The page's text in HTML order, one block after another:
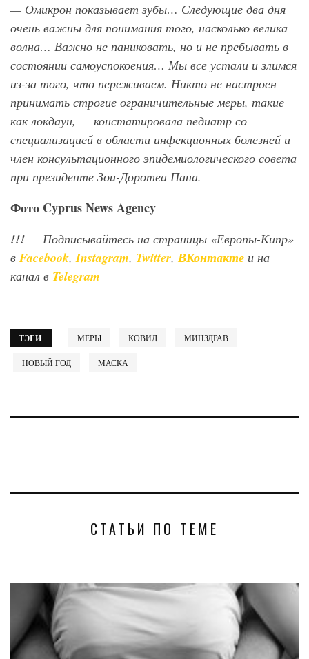
— Омикрон показывает зубы… Следующие два дня
очень важны для понимания того, насколько велика
волна… Важно не паниковать, но и не пребывать в
состоянии самоуспокоения… Мы все устали и злимся
из-за того, что переживаем. Никто не настроен
принимать строгие ограничительные меры, такие
как локдаун, — констатировала педиатр со
специализацией в области инфекционных болезней и
член консультационного эпидемиологического совета
при президенте Зои-Доротеа Пана.
Фото CyprusNewsAgency
!!! — Подписывайтесь на страницы «Европы-Кипр»
вFacebook,Instagram, Twitter, ВКонтакте и на
канал в Telegram
ТЭГИ МЕРЫ КОВИД МИНЗДРАВ
НОВЫЙ ГОД МАСКА
СТАТЬИ ПО ТЕМЕ